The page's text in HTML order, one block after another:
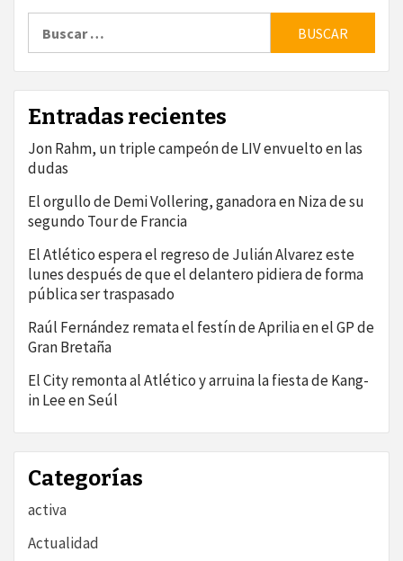
Entradas recientes
Jon Rahm, un triple campeón de LIV envuelto en las
dudas
El orgullo de Demi Vollering, ganadora en Niza de su
segundo Tour de Francia
El Atlético espera el regreso de Julián Alvarez este
lunes después de que el delantero pidiera de forma
pública ser traspasado
Raúl Fernández remata el festín de Aprilia en el GP de
Gran Bretaña
El City remonta al Atlético y arruina la fiesta de Kang-
in Lee en Seúl
Categorías
activa
Actualidad